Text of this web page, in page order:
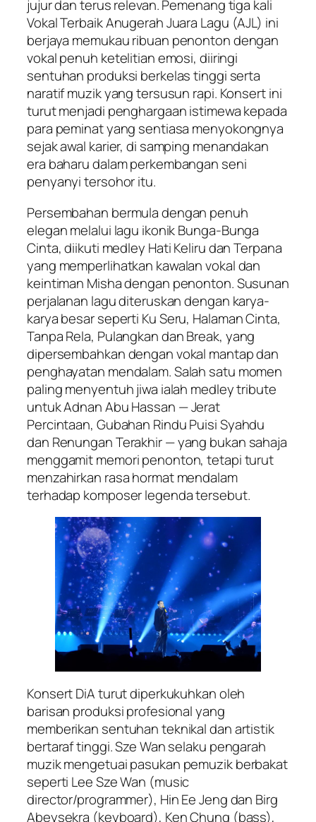
jujur dan terus relevan. Pemenang tiga kali
Vokal Terbaik Anugerah Juara Lagu (AJL) ini
berjaya memukau ribuan penonton dengan
vokal penuh ketelitian emosi, diiringi
sentuhan produksi berkelas tinggi serta
naratif muzik yang tersusun rapi. Konsert ini
turut menjadi penghargaan istimewa kepada
para peminat yang sentiasa menyokongnya
sejak awal karier, di samping menandakan
era baharu dalam perkembangan seni
penyanyi tersohor itu.
Persembahan bermula dengan penuh
elegan melalui lagu ikonikBunga-Bunga
Cinta, diikuti medley Hati KelirudanTerpana
yang memperlihatkan kawalan vokal dan
keintiman Misha dengan penonton. Susunan
perjalanan lagu diteruskan dengan karya-
karya besar seperti Ku Seru, Halaman Cinta,
Tanpa Rela, PulangkandanBreak, yang
dipersembahkan dengan vokal mantap dan
penghayatan mendalam. Salah satu momen
paling menyentuh jiwa ialah medley tribute
untuk Adnan Abu Hassan —Jerat
Percintaan, Gubahan Rindu Puisi Syahdu
dan Renungan Terakhir— yang bukan sahaja
menggamit memori penonton, tetapi turut
menzahirkan rasa hormat mendalam
terhadap komposer legenda tersebut.
Konsert DiA turut diperkukuhkan oleh
barisan produksi profesional yang
memberikan sentuhan teknikal dan artistik
bertaraf tinggi. Sze Wan selaku pengarah
muzik mengetuai pasukan pemuzik berbakat
seperti Lee Sze Wan (music
director/programmer), Hin Ee Jeng dan Birg
Abeysekra (keyboard), Ken Chung (bass),